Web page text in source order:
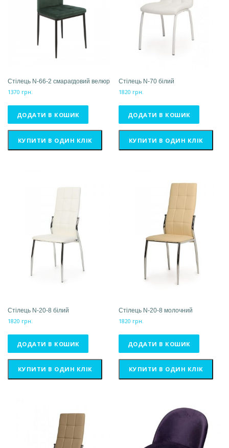
Стілець N-66-2 смарагдовий велюр
1370 грн.
ДОДАТИ В КОШИК
КУПИТИ В ОДИН КЛІК
Стілець N-70 білий
1820 грн.
ДОДАТИ В КОШИК
КУПИТИ В ОДИН КЛІК
Стілець N-20-8 білий
1820 грн.
ДОДАТИ В КОШИК
КУПИТИ В ОДИН КЛІК
Стілець N-20-8 молочний
1820 грн.
ДОДАТИ В КОШИК
КУПИТИ В ОДИН КЛІК